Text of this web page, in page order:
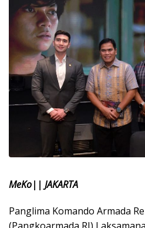
MeKo|| JAKARTA
Panglima Komando Armada